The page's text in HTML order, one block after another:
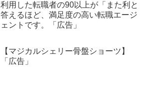
和感が気になる方に 鮭軟骨 サケ軟骨
非変性ii型コラーゲン 送料無料「広
告」
利用した転職者の90以上が「また利と
答えるほど、満足度の高い転職エージ
ェントです。「広告」
【マジカルシェリー骨盤ショーツ】
「広告」